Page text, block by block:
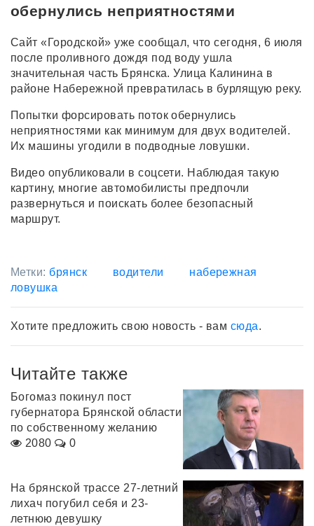
обернулись неприятностями
Сайт «Городской» уже сообщал, что сегодня, 6 июля
после проливного дождя под воду ушла
значительная часть Брянска. Улица Калинина в
районе Набережной превратилась в бурлящую реку.
Попытки форсировать поток обернулись
неприятностями как минимум для двух водителей.
Их машины угодили в подводные ловушки.
Видео опубликовали в соцсети. Наблюдая такую
картину, многие автомобилисты предпочли
развернуться и поискать более безопасный
маршрут.
Метки: брянск водители
набережная
ловушка
Хотите предложить свою новость - вам сюда.
Читайте также
Богомаз покинул пост
губернатора Брянской области
по собственному желанию
2080
0
На брянской трассе 27-летний
лихач погубил себя и 23-
летнюю девушку